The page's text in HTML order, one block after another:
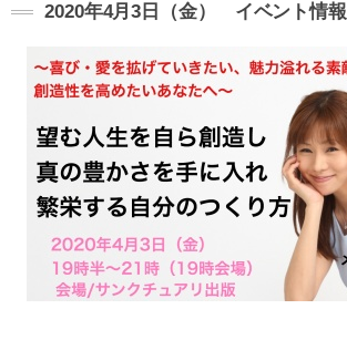
2020年4月3日（金） イベント情報